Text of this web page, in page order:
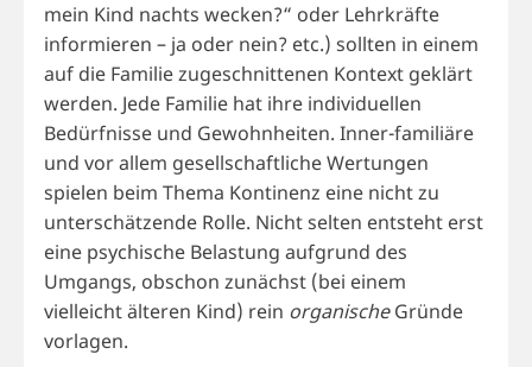
mein Kind nachts wecken?“ oder Lehrkräfte
informieren – ja oder nein? etc.) sollten in einem
auf die Familie zugeschnittenen Kontext geklärt
werden. Jede Familie hat ihre individuellen
Bedürfnisse und Gewohnheiten. Inner-familiäre
und vor allem gesellschaftliche Wertungen
spielen beim Thema Kontinenz eine nicht zu
unterschätzende Rolle. Nicht selten entsteht erst
eine psychische Belastung aufgrund des
Umgangs, obschon zunächst (bei einem
vielleicht älteren Kind) rein organischeGründe
vorlagen.